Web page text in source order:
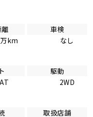
km
車検
なし
AT
駆動
2WD
取扱店舗